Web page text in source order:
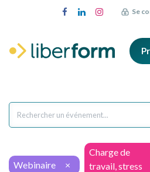
Se
Webinaire ×
Charge de
travail, stress